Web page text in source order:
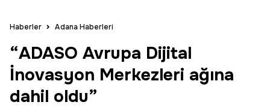
Haberler Adana Haberleri
“ADASO Avrupa Dijital
İnovasyon Merkezleri ağına
dahil oldu”